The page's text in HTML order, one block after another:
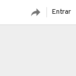
Entrar